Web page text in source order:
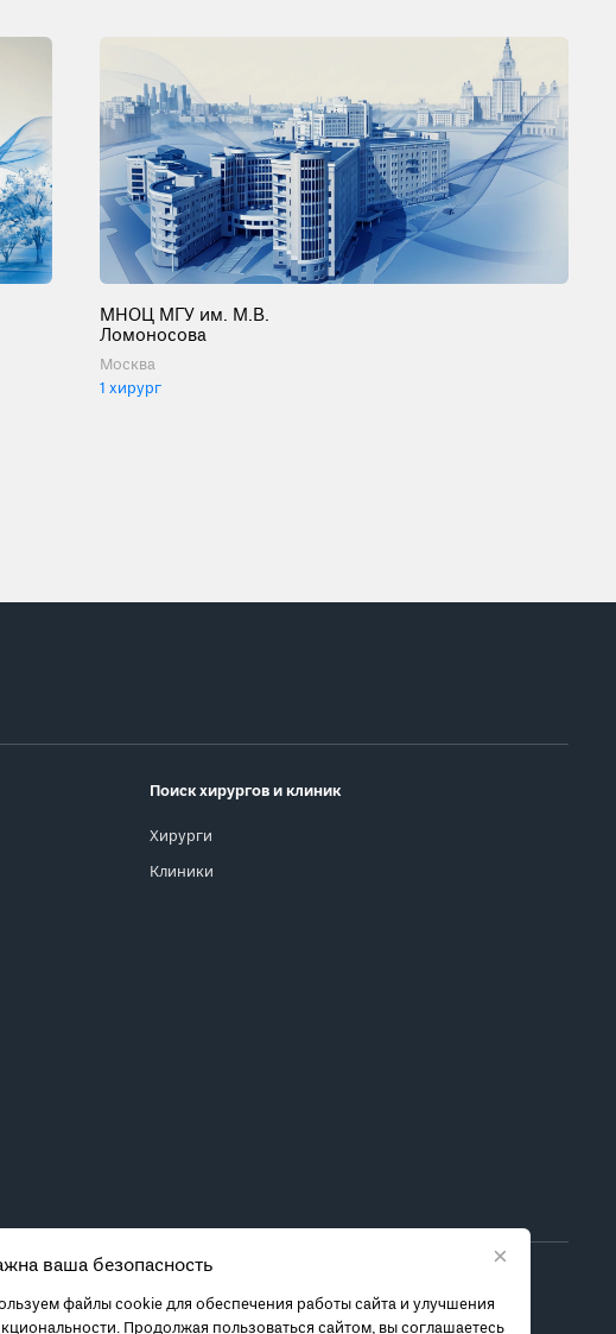
МНОЦ МГУ им. М.В.
Ломоносова
Москва
1 хирург
×
ваша безопасность
файлы cookie для обеспечения работы сайта и улучшения
Продолжая пользоваться сайтом, вы соглашаетесь
Поиск хирургов и клиник
Хирурги
Клиники
и выбора метода лечения обратитесь за консультацией к
и связанных с ними рисках, чтобы принять обоснованное